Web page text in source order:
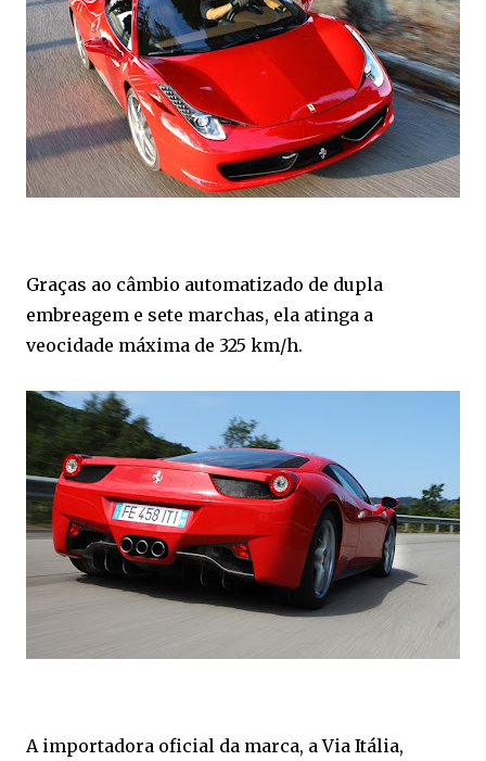
Graças ao câmbio automatizado de dupla
embreagem e sete marchas, ela atinga a
veocidade máxima de 325 km/h.
A importadora oficial da marca, a Via Itália,